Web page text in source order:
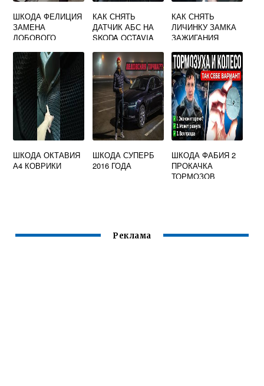
ШКОДА ФЕЛИЦИЯ
ЗАМЕНА
ЛОБОВОГО
КАК СНЯТЬ
ДАТЧИК АБС НА
SKODA OCTAVIA
КАК СНЯТЬ
ЛИЧИНКУ ЗАМКА
ЗАЖИГАНИЯ
ШКОДА ОКТАВИЯ
А4 КОВРИКИ
ШКОДА СУПЕРБ
2016 ГОДА
ШКОДА ФАБИЯ 2
ПРОКАЧКА
ТОРМОЗОВ
Реклама